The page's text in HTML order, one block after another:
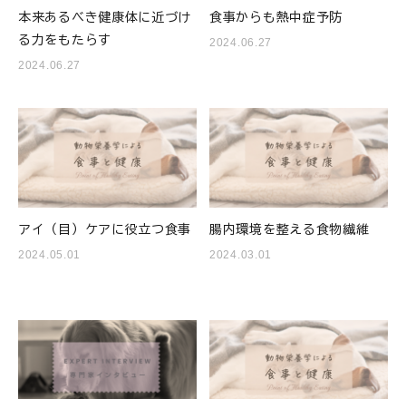
本来あるべき健康体に近づけ
る力をもたらす
2024.06.27
食事からも熱中症予防
2024.06.27
アイ（目）ケアに役立つ食事
2024.05.01
腸内環境を整える食物繊維
2024.03.01